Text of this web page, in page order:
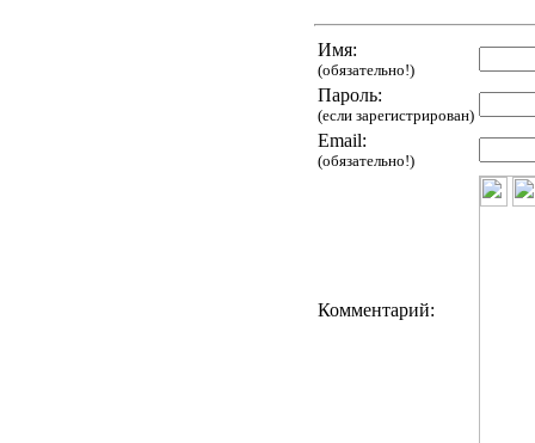
Имя:
(обязательно!)
Пароль:
(если зарегистрирован)
Email:
(обязательно!)
Комментарий: